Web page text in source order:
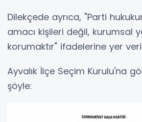
Dilekçede ayrıca, "Parti
amacı kişileri değil, kurumsal
korumaktır" ifadelerine yer
Ayvalık İlçe Seçim Kurulu'na
şöyle: